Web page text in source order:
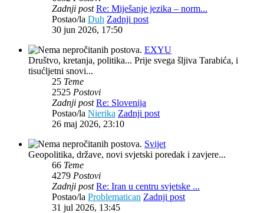
Zadnji post Re: Miješanje jezika – norm...
Postao/la Duh Zadnji post
30 jun 2026, 17:50
EXYU
Društvo, kretanja, politika... Prije svega šljiva Tarabića, i
tisućljetni snovi...
25 Teme
2525 Postovi
Zadnji post Re: Slovenija
Postao/la Nierika Zadnji post
26 maj 2026, 23:10
Svijet
Geopolitika, države, novi svjetski poredak i zavjere...
66 Teme
4279 Postovi
Zadnji post Re: Iran u centru svjetske ...
Postao/la Problematican Zadnji post
31 jul 2026, 13:45